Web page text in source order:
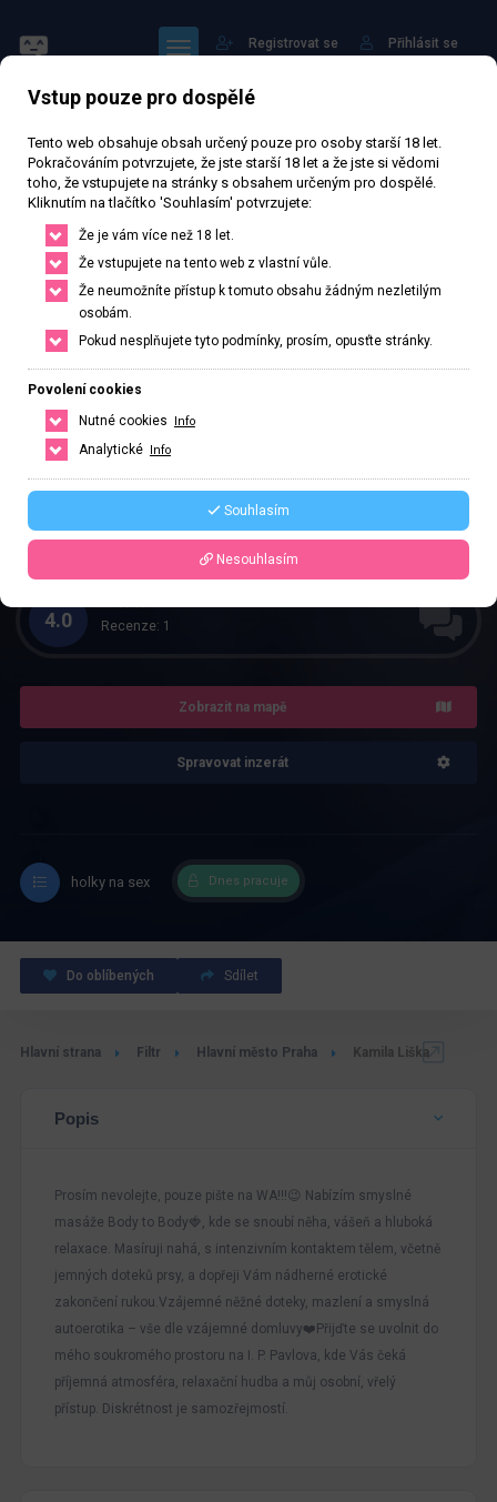
Přihlásit se
Registrovat se
Kamila Liška
Právě otevřeno· Zavírá v 18
36 508 zhlédnutí Ověřený inzerát Aktivní 212 dní
Praha, Hlavní město Praha, Česká republika
+420 774078472
Řekněte že voláte z webu www.privatzone.com
4.0 Recenze: 1
Zobrazit na mapě
Spravovat inzerát
holky na sex Dnes pracuje
Do oblíbených Sdílet
Hlavní strana Filtr Hlavní město Praha Kamila Liška
Popis
Prosím nevolejte, pouze pište na WA!!!😉 Nabízím smyslné
masáže Body to Body🍓, kde se snoubí něha, vášeň a hluboká
relaxace. Masíruji nahá, s intenzivním kontaktem tělem, včetně
jemných doteků prsy, a dopřeji Vám nádherné erotické
zakončení rukou.Vzájemné něžné doteky, mazlení a smyslná
autoerotika – vše dle vzájemné domluvy❤️Přijďte se uvolnit do
mého soukromého prostoru na I. P. Pavlova, kde Vás čeká
příjemná atmosféra, relaxační hudba a můj osobní, vřelý
přístup. Diskrétnost je samozřejmostí.
Vstup pouze pro dospělé
Tento web obsahuje obsah určený pouze pro osoby starší 18 let.
Pokračováním potvrzujete, že jste starší 18 let a že jste si vědomi
toho, že vstupujete na stránky s obsahem určeným pro dospělé.
Kliknutím na tlačítko 'Souhlasím' potvrzujete:
Že je vám více než 18 let.
Že vstupujete na tento web z vlastní vůle.
Že neumožníte přístup k tomuto obsahu žádným nezletilým
osobám.
Pokud nesplňujete tyto podmínky, prosím, opusťte stránky.
Povolení cookies
Nutné cookies
Info
Analytické Info
Souhlasím
Nesouhlasím